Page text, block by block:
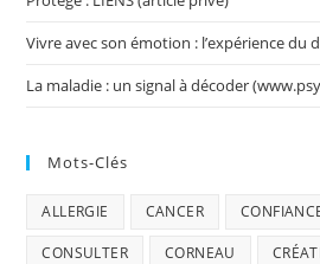
Vivre avec son émotion : l’expérience du
La maladie : un signal à décoder
Mots-Clés
ALLERGIE CANCER
CONSULTER CORNEAU